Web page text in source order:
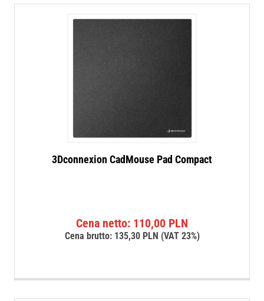
3Dconnexion CadMouse Pad Compact
Cena netto: 110,00 PLN
Cena brutto: 135,30 PLN (VAT 23%)